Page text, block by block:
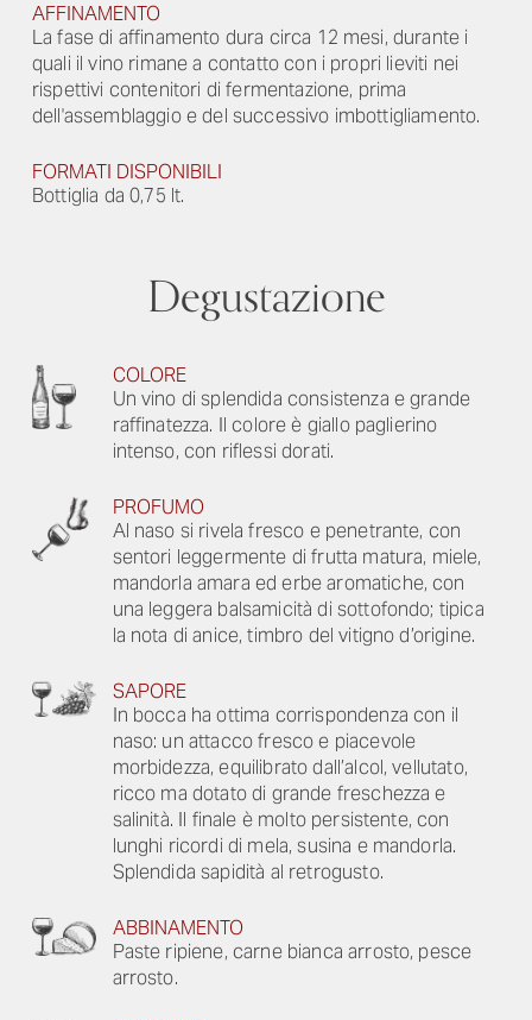
AFFINAMENTO
La fase di affinamento dura circa 12 mesi, durante i
quali il vino rimane a contatto con i propri lieviti nei
rispettivi contenitori di fermentazione, prima
dell'assemblaggio e del successivo imbottigliamento.
FORMATI DISPONIBILI
Bottiglia da 0,75 lt.
Degustazione
COLORE
Un vino di splendida consistenza e grande
raffinatezza. Il colore è giallo paglierino
intenso, con riflessi dorati.
PROFUMO
Al naso si rivela fresco e penetrante, con
sentori leggermente di frutta matura, miele,
mandorla amara ed erbe aromatiche, con
una leggera balsamicità di sottofondo; tipica
la nota di anice, timbro del vitigno d’origine.
SAPORE
In bocca ha ottima corrispondenza con il
naso: un attacco fresco e piacevole
morbidezza, equilibrato dall’alcol, vellutato,
ricco ma dotato di grande freschezza e
salinità. Il finale è molto persistente, con
lunghi ricordi di mela, susina e mandorla.
Splendida sapidità al retrogusto.
ABBINAMENTO
Paste ripiene, carne bianca arrosto, pesce
arrosto.